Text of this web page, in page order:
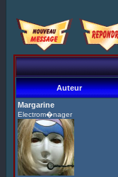
Auteur
Margarine
Electrom�nager